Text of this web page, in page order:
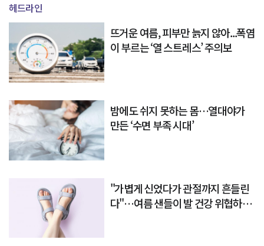
헤드라인
뜨거운 여름, 피부만 늙지 않아...폭염
이 부르는 ‘열 스트레스’ 주의보
밤에도 쉬지 못하는 몸…열대야가
만든 ‘수면 부족 시대’
"가볍게 신었다가 관절까지 흔들린
다"…여름 샌들이 발 건강 위협하는